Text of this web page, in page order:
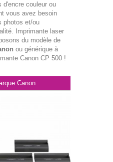
d'encre couleur ou
vous avez besoin
photos et/ou
Imprimante laser
du modèle de
ou générique à
Canon CP 500 !
Canon